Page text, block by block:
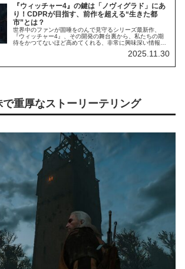
『ウィッチャー4』の鍵は「ノヴィグラド」にあ
り！CDPRが目指す、前作を超える“生きた都
市”とは？
世界中のファンが固唾をのんで見守るシリーズ最新作、
『ウィッチャー4』、その開発の舞台裏から、私たちの期
待をかつてないほど高めてくれる、非常に興味深い情報が
2025.11.30
重厚なストーリーテリング